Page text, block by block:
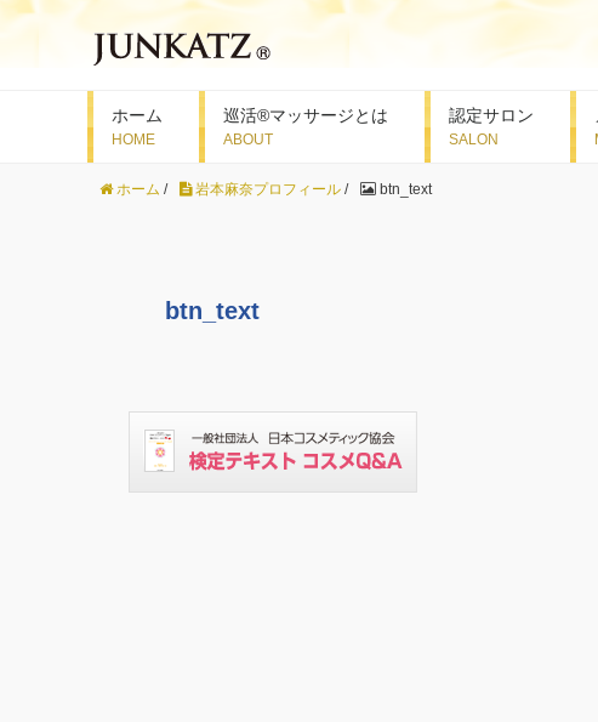
ホーム 巡活®マッサージとは 認定サロン
ホーム / 岩本麻奈プロフィール / btn_text
btn_text